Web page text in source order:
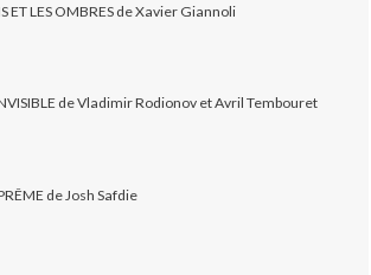
ET LES OMBRES de Xavier Giannoli
de Vladimir Rodionov et Avril Tembouret
de Josh Safdie